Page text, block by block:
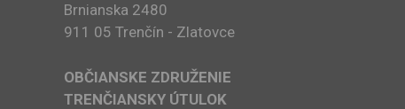
Brnianska 2480
911 05 Trenčín - Zlatovce
OBČIANSKE ZDRUŽENIE
TRENČIANSKY ÚTULOK